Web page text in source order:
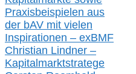
Praxisbeispielen aus
der bAV mit vielen
Inspirationen – exBMF
Christian Lindner –
Kapitalmarktstratege